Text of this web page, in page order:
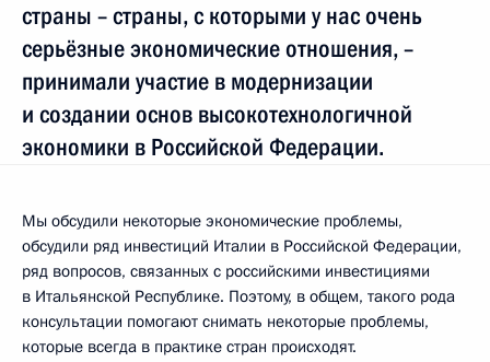
страны – страны, с которыми у нас очень
серьёзные экономические отношения, –
принимали участие в модернизации
и создании основ высокотехнологичной
экономики в Российской Федерации.
Мы обсудили некоторые экономические проблемы,
обсудили ряд инвестиций Италии в Российской Федерации,
ряд вопросов, связанных с российскими инвестициями
в Итальянской Республике. Поэтому, в общем, такого рода
консультации помогают снимать некоторые проблемы,
которые всегда в практике стран происходят.